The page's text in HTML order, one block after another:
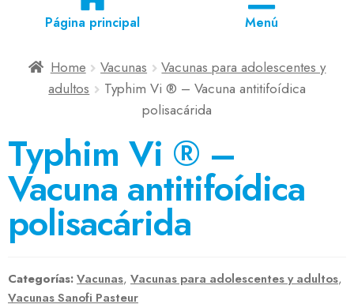
Página principal Menú
Home Vacunas
Vacunas para adolescentes y
adultos
Typhim Vi ® – Vacuna antitifoídica
polisacárida
Typhim Vi ® –
Vacuna antitifoídica
polisacárida
Categorías:Vacunas, Vacunas para adolescentes y adultos,
Vacunas Sanofi Pasteur